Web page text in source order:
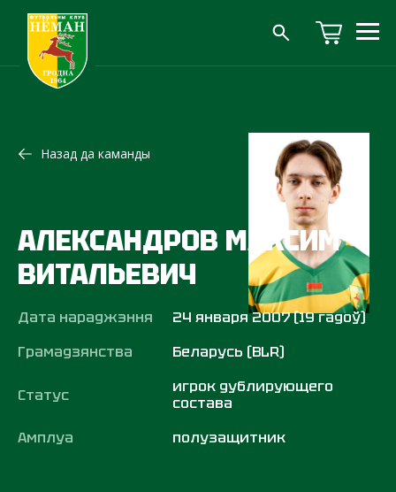
Назад да каманды
АЛЕКСАНДРОВ МАКСИМ
ВИТАЛЬЕВИЧ
Дата нараджэння
24 января 2007 (19 гадоў)
Грамадзянства
Беларусь (BLR)
Статус
игрок дублирующего
состава
Амплуа
полузащитник